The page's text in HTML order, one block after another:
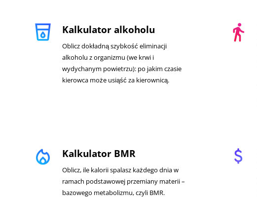
local_drink Kalkulator alkoholu
Oblicz dokładną szybkość eliminacji
alkoholu z organizmu (we krwi i
wydychanym powietrzu): po jakim czasie
kierowca może usiąść za kierownicą.
directions_walk
local_fire_department Kalkulator BMR
Oblicz, ile kalorii spalasz każdego dnia w
ramach podstawowej przemiany materii –
bazowego metabolizmu, czyli BMR.
attach_money